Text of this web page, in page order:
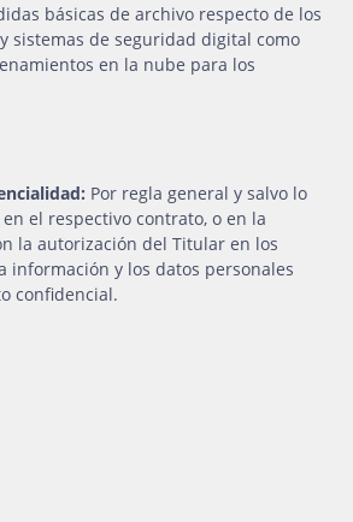
básicas de archivo respecto de los
sistemas de seguridad digital como
en la nube para los
Por regla general y salvo lo
el respectivo contrato, o en la
la autorización del Titular en los
información y los datos personales
confidencial.